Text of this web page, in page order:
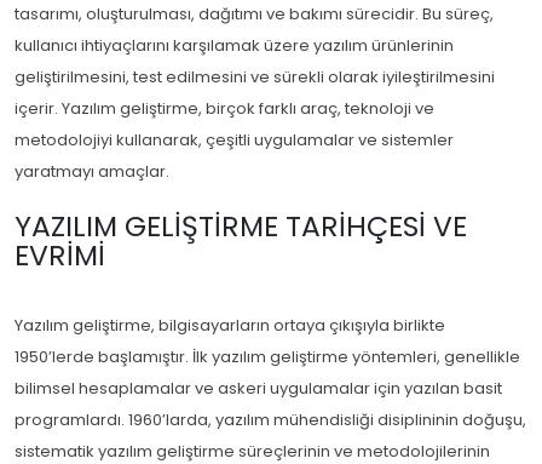
tasarımı, oluşturulması, dağıtımı ve bakımı sürecidir. Bu süreç,
kullanıcı ihtiyaçlarını karşılamak üzere yazılım ürünlerinin
geliştirilmesini, test edilmesini ve sürekli olarak iyileştirilmesini
içerir. Yazılım geliştirme, birçok farklı araç, teknoloji ve
metodolojiyi kullanarak, çeşitli uygulamalar ve sistemler
yaratmayı amaçlar.
YAZILIM GELIŞTIRME TARIHÇESI VE
EVRIMI
Yazılım geliştirme, bilgisayarların ortaya çıkışıyla birlikte
1950’lerde başlamıştır. İlk yazılım geliştirme yöntemleri, genellikle
bilimsel hesaplamalar ve askeri uygulamalar için yazılan basit
programlardı. 1960’larda, yazılım mühendisliği disiplininin doğuşu,
sistematik yazılım geliştirme süreçlerinin ve metodolojilerinin